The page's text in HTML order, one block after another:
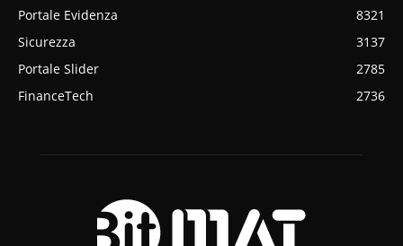
Portale Evidenza
8321
Sicurezza
3137
Portale Slider
2785
FinanceTech
2736